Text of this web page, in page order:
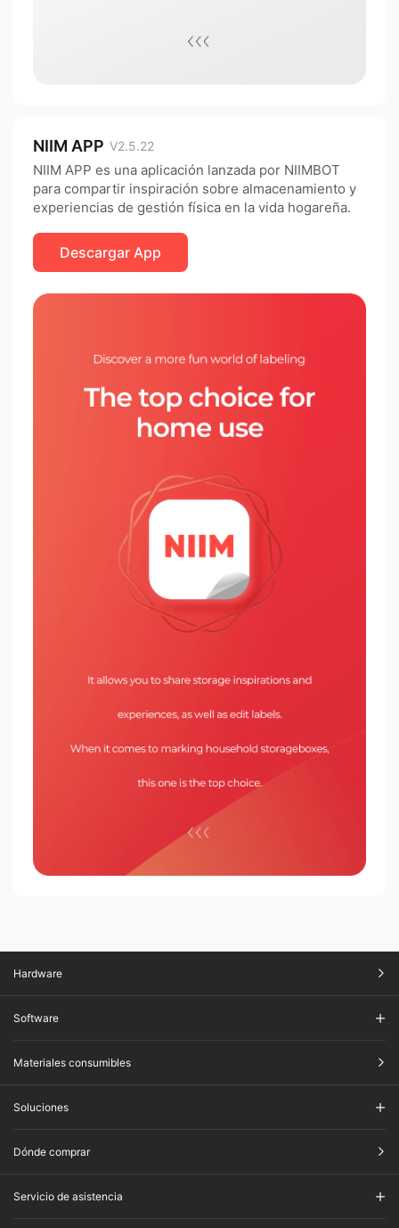
NIIM APP V2.5.22
NIIM APP es una aplicación lanzada por NIIMBOT
para compartir inspiración sobre almacenamiento y
experiencias de gestión física en la vida hogareña.
Descargar App​
Hardware
Software
Materiales consumibles
Soluciones
Dónde comprar
Servicio de asistencia